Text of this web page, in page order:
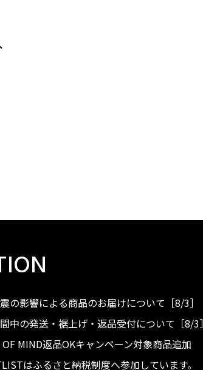
の影響による商品のお届けについて［8/3］
中の発送・裾上げ・返品受付について［8/3］
OF MIND返品OKキャンペーン対象商品追加
はふるさと納税制度へ参加しています。